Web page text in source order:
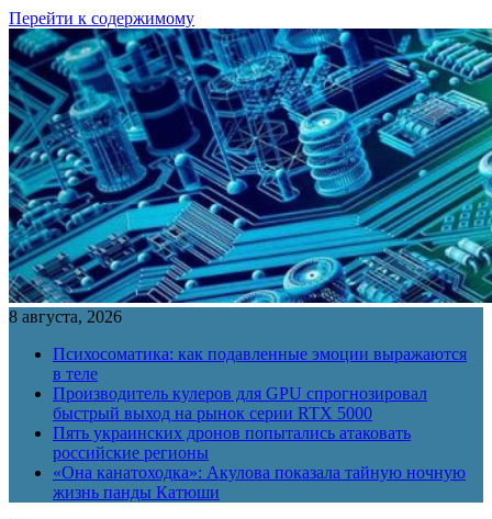
Перейти к содержимому
8 августа, 2026
Психосоматика: как подавленные эмоции выражаются
в теле
Производитель кулеров для GPU спрогнозировал
быстрый выход на рынок серии RTX 5000
Пять украинских дронов попытались атаковать
российские регионы
«Она канатоходка»: Акулова показала тайную ночную
жизнь панды Катюши